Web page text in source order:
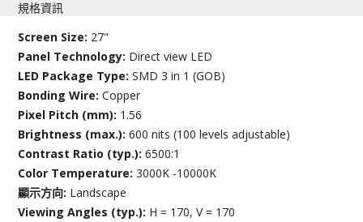
規格資訊
Screen Size: 27"
Panel Technology: Direct view LED
LED Package Type:SMD 3 in 1 (GOB)
Bonding Wire:Copper
Pixel Pitch (mm): 1.56
Brightness (max.):600 nits (100 levels adjustable)
Contrast Ratio (typ.):6500:1
Color Temperature:3000K -10000K
顯示方向: Landscape
Viewing Angles (typ.): H = 170, V = 170